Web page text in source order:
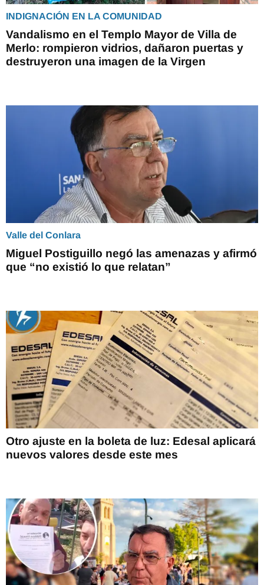
INDIGNACIÓN EN LA COMUNIDAD
Vandalismo en el Templo Mayor de Villa de
Merlo: rompieron vidrios, dañaron puertas y
destruyeron una imagen de la Virgen
Valle del Conlara
Miguel Postiguillo negó las amenazas y afirmó
que “no existió lo que relatan”
Otro ajuste en la boleta de luz: Edesal aplicará
nuevos valores desde este mes